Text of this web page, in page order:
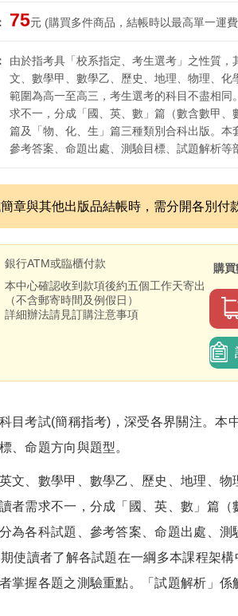
75元 (購買多件商品，結帳時以最高單一運
由於指考具「校系指定、考生選考」之性質，
文、數學甲、數學乙、歷史、地理、物理、化
範圍為高一至高三，考生選考的科目不盡相同
求不一，分成「國、英、數」篇（數含數甲、
篇及「物、化、生」篇三種類別合科出版。本
參考答案、命題出處、測驗目標、試題解析等
章與其他出版品結帳時，需分開各別付
銀行ATM或臨櫃付款
本中心確認收到款項後約五個工作天寄出
（不含郵寄時間及例假日）
詳細辦法請見訂購注意事項
購
考試(簡稱指考)，深受各界關注。本
、命題方向與題型。
、數學甲、數學乙、歷史、地理、物
者需求不一，分成「國、英、數」篇（
為各科試題、參考答案、命題出處、測
使讀者了解各試題在一綱多本課程架
掌握各題之測驗重點。「試題解析」係